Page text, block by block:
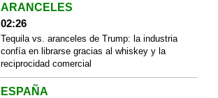
ARANCELES
02:26
Tequila vs. aranceles de Trump: la industria
confía en librarse gracias al whiskey y la
reciprocidad comercial
ESPAÑA